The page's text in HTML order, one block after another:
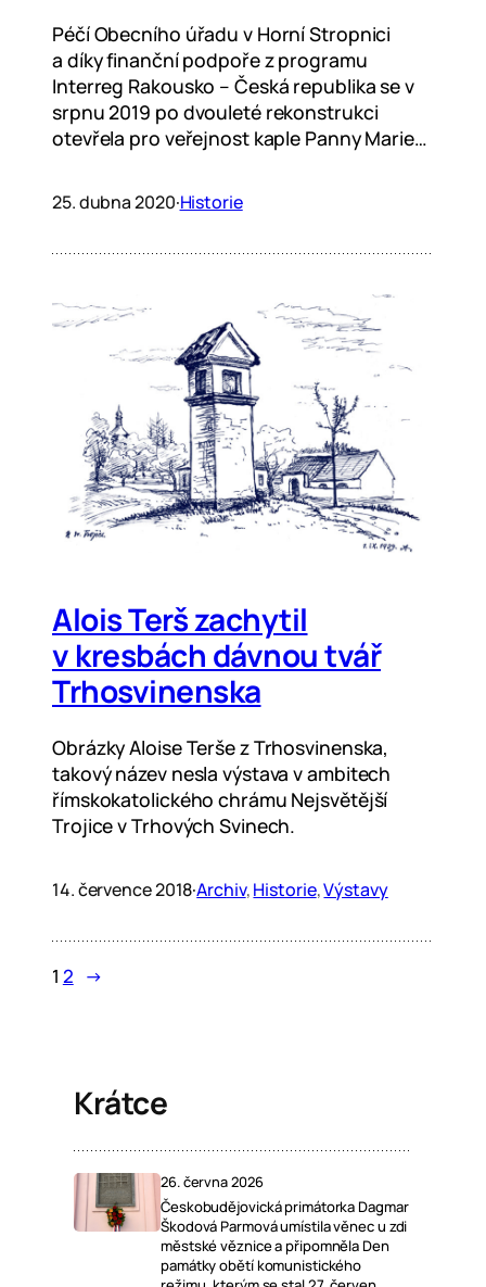
Péčí Obecního úřadu v Horní Stropnici
a díky finanční podpoře z programu
Interreg Rakousko – Česká republika se v
srpnu 2019 po dvouleté rekonstrukci
otevřela pro veřejnost kaple Panny Marie…
25. dubna 2020·Historie
Alois Terš zachytil
v kresbách dávnou tvář
Trhosvinenska
Obrázky Aloise Terše z Trhosvinenska,
takový název nesla výstava v ambitech
římskokatolického chrámu Nejsvětější
Trojice v Trhových Svinech.
14. července 2018·Archiv, Historie, Výstavy
1 2 →
Krátce
26. června 2026
Českobudějovická primátorka Dagmar
Škodová Parmová umístila věnec u zdi
městské věznice a připomněla Den
památky obětí komunistického